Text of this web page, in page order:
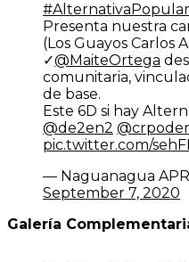
Presenta nuestra
(Los Guayos Carlos
✓@MaiteOrtega
comunitaria,
de base.
Este 6D si hay
@de2en2
pic.twitter.com/
— Naguanagua
September 7, 2020
Galería